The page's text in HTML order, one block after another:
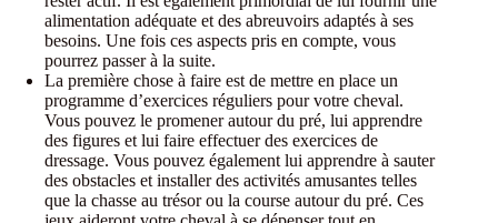
alimentation adéquate et des abreuvoirs adaptés à ses
besoins. Une fois ces aspects pris en compte, vous
pourrez passer à la suite.
La première chose à faire est de mettre en place un
programme d’exercices réguliers pour votre cheval.
Vous pouvez le promener autour du pré, lui apprendre
des figures et lui faire effectuer des exercices de
dressage. Vous pouvez également lui apprendre à sauter
des obstacles et installer des activités amusantes telles
que la chasse au trésor ou la course autour du pré. Ces